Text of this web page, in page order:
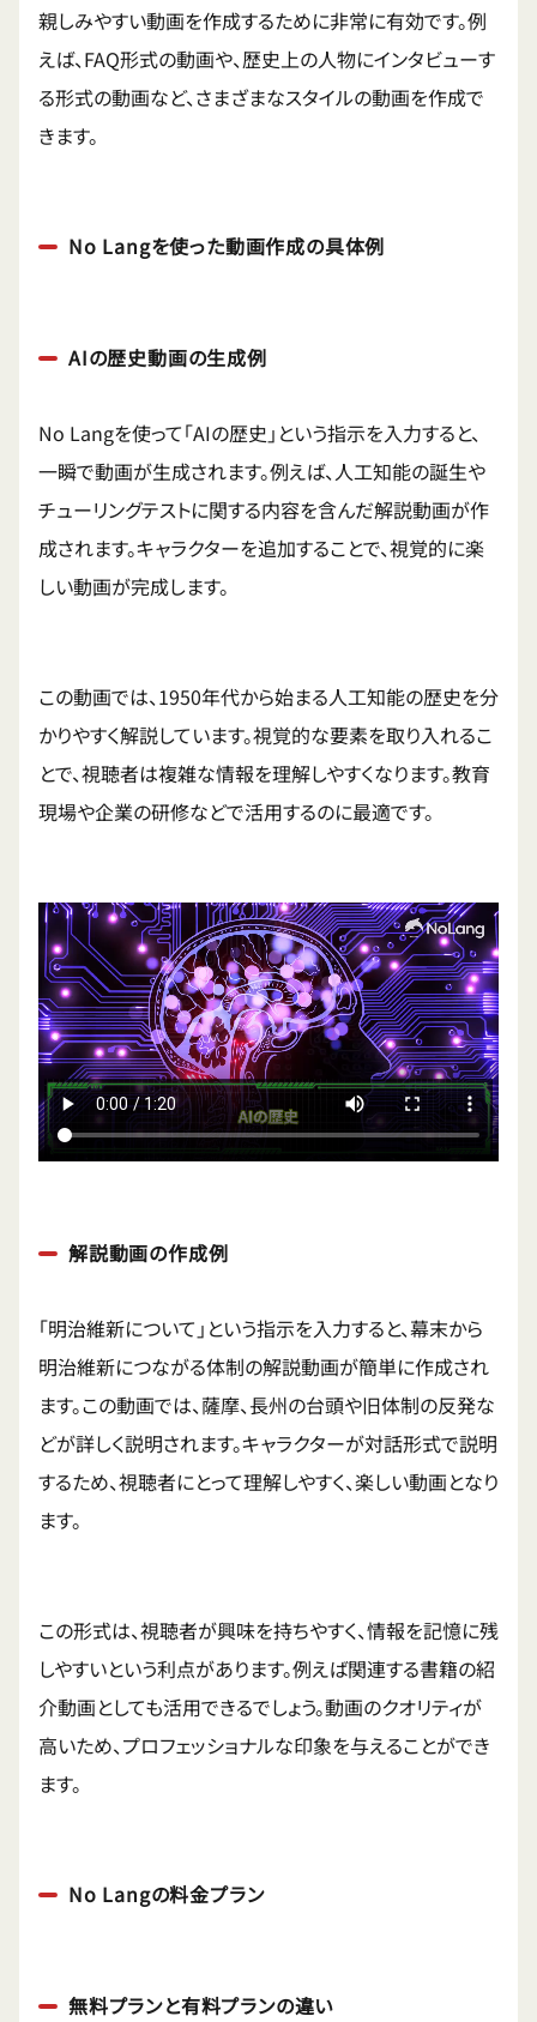
親しみやすい動画を作成するために非常に有効です。例
えば、FAQ形式の動画や、歴史上の人物にインタビューす
る形式の動画など、さまざまなスタイルの動画を作成で
きます。
No Langを使った動画作成の具体例
AIの歴史動画の生成例
No Langを使って「AIの歴史」という指示を入力すると、
一瞬で動画が生成されます。例えば、人工知能の誕生や
チューリングテストに関する内容を含んだ解説動画が作
成されます。キャラクターを追加することで、視覚的に楽
しい動画が完成します。
この動画では、1950年代から始まる人工知能の歴史を分
かりやすく解説しています。視覚的な要素を取り入れるこ
とで、視聴者は複雑な情報を理解しやすくなります。教育
現場や企業の研修などで活用するのに最適です。
解説動画の作成例
「明治維新について」という指示を入力すると、幕末から
明治維新につながる体制の解説動画が簡単に作成され
ます。この動画では、薩摩、長州の台頭や旧体制の反発な
どが詳しく説明されます。キャラクターが対話形式で説明
するため、視聴者にとって理解しやすく、楽しい動画となり
ます。
この形式は、視聴者が興味を持ちやすく、情報を記憶に残
しやすいという利点があります。例えば関連する書籍の紹
介動画としても活用できるでしょう。動画のクオリティが
高いため、プロフェッショナルな印象を与えることができ
ます。
No Langの料金プラン
無料プランと有料プランの違い